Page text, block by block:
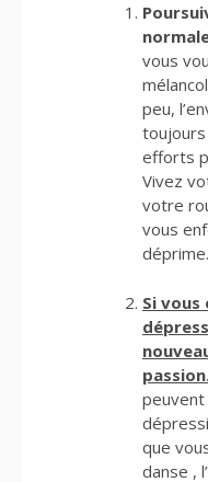
vous
peu,
efforts
Vivez
votre
vous
déprime.
Si
que
danse ,